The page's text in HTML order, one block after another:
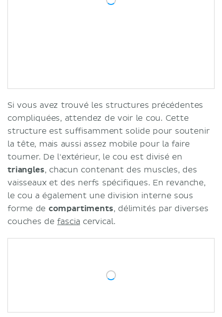
Si vous avez trouvé les structures précédentes
compliquées, attendez de voir le cou. Cette
structure est suffisamment solide pour soutenir
la tête, mais aussi assez mobile pour la faire
tourner. De l'extérieur, le cou est divisé en
triangles, chacun contenant des muscles, des
vaisseaux et des nerfs spécifiques. En revanche,
le cou a également une division interne sous
forme de compartiments, délimités par diverses
couches defascia cervical.